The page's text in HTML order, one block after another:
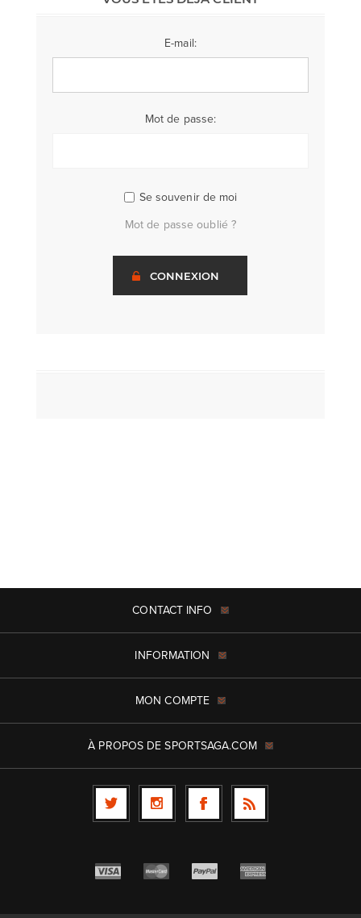
E-mail:
Mot de passe:
Se souvenir de moi
Mot de passe oublié ?
CONNEXION
CONTACT INFO
INFORMATION
MON COMPTE
À PROPOS DE SPORTSAGA.COM